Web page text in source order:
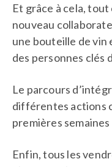
Et grâce à cela,
nouveau
une bouteille de vin
des personnes clés
Le parcours
différentes actions
premières
Enfin, tous les